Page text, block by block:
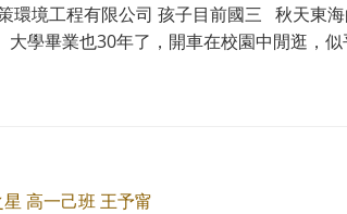
環境工程有限公司 孩子目前國三 秋天東
大學畢業也30年了，開車在校園中閒逛，似
高一己班 王予甯